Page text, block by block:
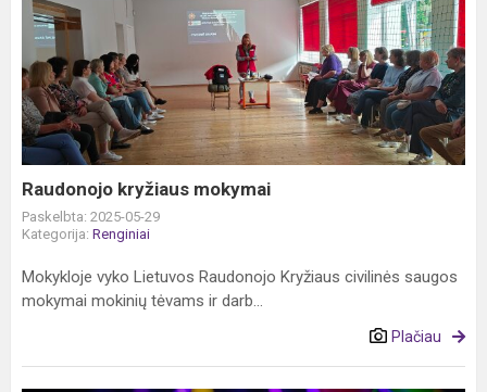
kryžiaus
mokymai
Raudonojo kryžiaus mokymai
Paskelbta: 2025-05-29
Kategorija: Renginiai
Mokykloje vyko Lietuvos Raudonojo Kryžiaus civilinės saugos
mokymai mokinių tėvams ir darb...
Plačiau